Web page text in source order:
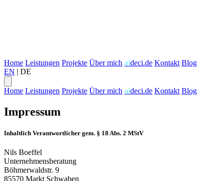
Home Leistungen Projekte Über mich aideci.de Kontakt Blog
EN | DE
Home Leistungen Projekte Über mich aideci.de Kontakt Blog
Impressum
Inhaltlich Verantwortlicher gem. § 18 Abs. 2 MStV
Nils Boeffel
Unternehmensberatung
Böhmerwaldstr. 9
85570 Markt Schwaben